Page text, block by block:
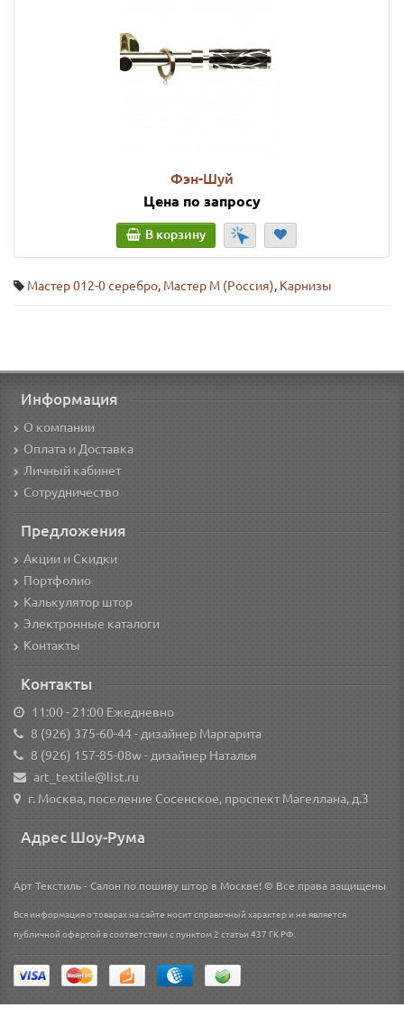
Фэн-Шуй
Цена по запросу
В корзину
Мастер 012-0 серебро, Мастер М (Россия), Карнизы
Информация
О компании
Оплата и Доставка
Личный кабинет
Сотрудничество
Предложения
Акции и Скидки
Портфолио
Калькулятор штор
Электронные каталоги
Контакты
Контакты
11:00 - 21:00 Ежедневно
8 (926) 375-60-44- дизайнер Маргарита
8 (926) 157-85-08w- дизайнер Наталья
art_textile@list.ru
г. Москва, поселение Сосенское, проспект Магеллана, д.3
Адрес Шоу-Рума
Арт Текстиль - Салон по пошиву штор в Москве! © Все права защищены
Вся информация о товарах на сайте носит справочный характер и не является
публичной офертой в соответствии с пунктом 2 статьи 437 ГК РФ.